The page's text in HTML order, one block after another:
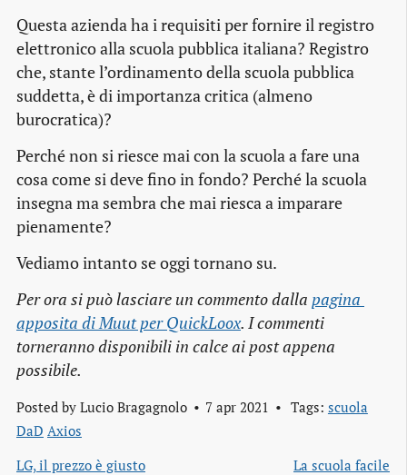
Questa azienda ha i requisiti per fornire il registro
elettronico alla scuola pubblica italiana? Registro
che, stante l’ordinamento della scuola pubblica
suddetta, è di importanza critica (almeno
burocratica)?
Perché non si riesce mai con la scuola a fare una
cosa come si deve fino in fondo? Perché la scuola
insegna ma sembra che mai riesca a imparare
pienamente?
Vediamo intanto se oggi tornano su.
Per ora si può lasciare un commento dalla pagina
apposita di Muut per QuickLoox. I commenti
torneranno disponibili in calce ai post appena
possibile.
Posted by Lucio Bragagnolo 7 apr 2021 Tags: scuola
DaD Axios
LG, il prezzo è giusto
La scuola facile